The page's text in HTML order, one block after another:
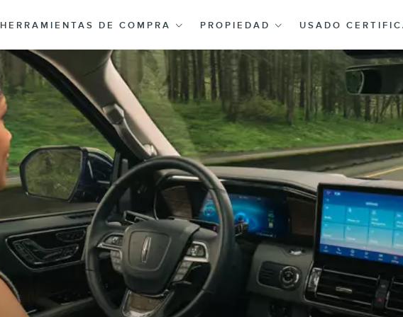
HERRAMIENTAS DE COMPRA PROPIEDAD USADO